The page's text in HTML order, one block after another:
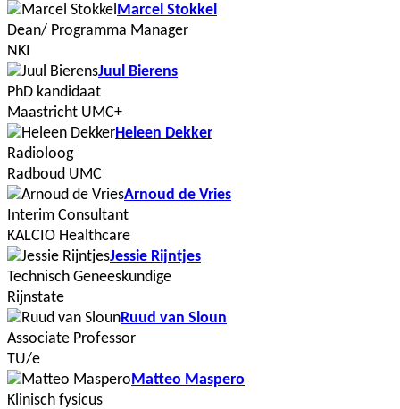
Marcel Stokkel
Dean/ Programma Manager
NKI
Juul Bierens
PhD kandidaat
Maastricht UMC+
Heleen Dekker
Radioloog
Radboud UMC
Arnoud de Vries
Interim Consultant
KALCIO Healthcare
Jessie Rijntjes
Technisch Geneeskundige
Rijnstate
Ruud van Sloun
Associate Professor
TU/e
Matteo Maspero
Klinisch fysicus